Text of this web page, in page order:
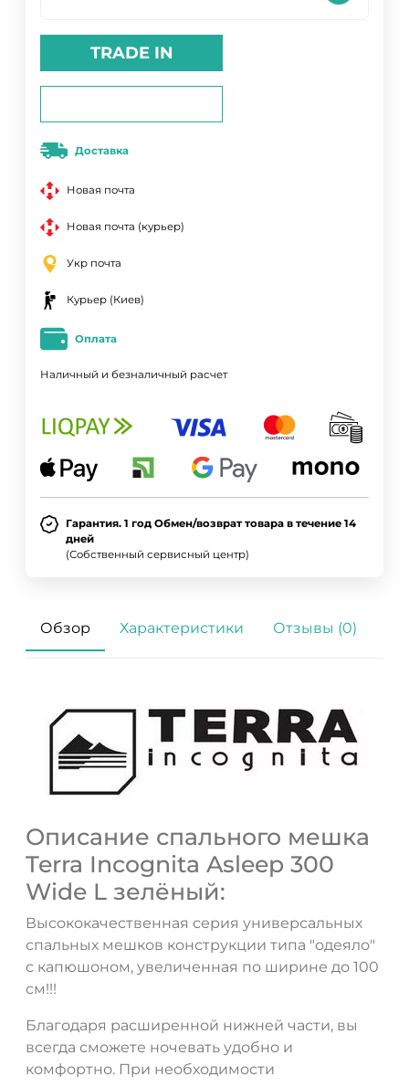
TRADE IN
Доставка
Новая почта
Новая почта (курьер)
Укр почта
Курьер (Киев)
Оплата
Наличный и безналичный расчет
Гарантия. 1 год Обмен/возврат товара в течение 14
дней
(Собственный сервисный центр)
Обзор Характеристики Отзывы (0)
Описание спального мешка
Terra Incognita Asleep 300
Wide L зелёный:
Высококачественная серия универсальных
спальных мешков конструкции типа "одеяло"
с капюшоном, увеличенная по ширине до 100
см!!!
Благодаря расширенной нижней части, вы
всегда сможете ночевать удобно и
комфортно. При необходимости